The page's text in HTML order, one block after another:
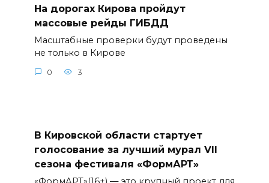
На дорогах Кирова пройдут
массовые рейды ГИБДД
Масштабные проверки будут проведены
не только в Кирове
0 3
В Кировской области стартует
голосование за лучший мурал VII
сезона фестиваля «ФормАРТ»